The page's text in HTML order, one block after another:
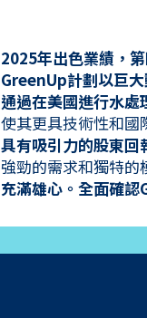
2025年出色業績，
GreenUp計劃以巨
通過在美國進行水
使其更具技術性和國
具有吸引力的股東回
強勁的需求和獨特
充滿雄心。全面確